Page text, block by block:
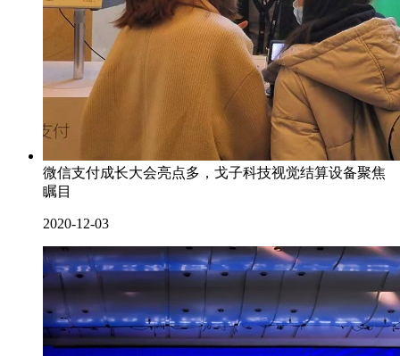
微信支付成长大会亮点多，戈子科技视觉结算设备聚焦
瞩目
2020-12-03